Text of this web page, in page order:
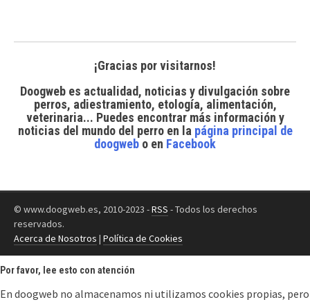
¡Gracias por visitarnos!
Doogweb es actualidad, noticias y divulgación sobre
perros, adiestramiento, etología, alimentación,
veterinaria... Puedes encontrar más información y
noticias del mundo del perroen la página principal de
doogweb o en Facebook
© www.doogweb.es, 2010-2023 -RSS - Todos los derechos
reservados.
Acerca de Nosotros | Política de Cookies
Por favor, lee esto con atención
En doogweb no almacenamos ni utilizamos cookies propias, pero